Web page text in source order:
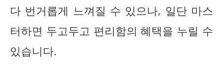
다 번거롭게 느껴질 수 있으나, 일단 마스
터하면 두고두고 편리함의 혜택을 누릴 수
있습니다.